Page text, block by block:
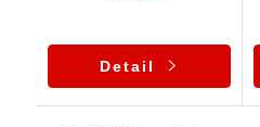
Detail